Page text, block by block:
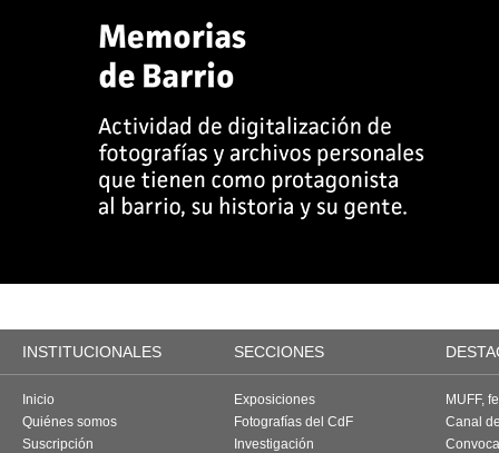
INSTITUCIONALES SECCIONES
Inicio
Quiénes somos
Suscripción
Exposiciones
Fotografías del CdF
Investigación
MUFF,
Canal